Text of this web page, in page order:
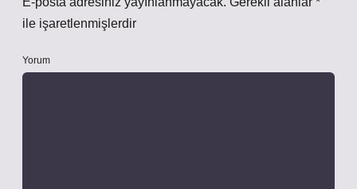
ile işaretlenmişlerdir
Yorum